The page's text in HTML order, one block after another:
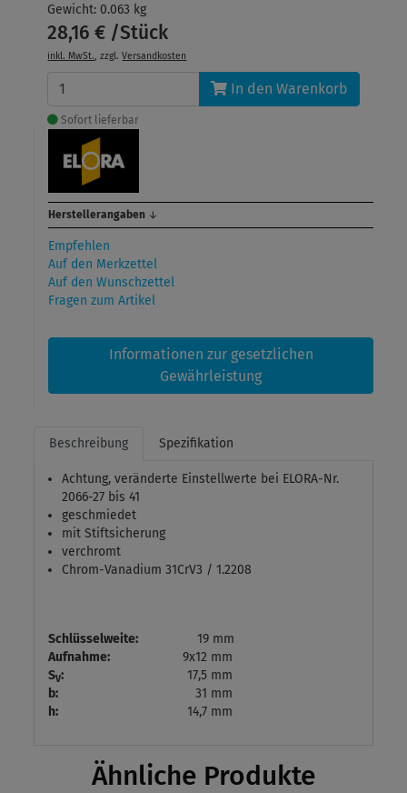
Gewicht: 0.063 kg
28,16 € /Stück
inkl. MwSt., zzgl.Versandkosten
In den Warenkorb
Sofort lieferbar
Herstellerangaben ↓
Empfehlen
Auf den Merkzettel
Auf den Wunschzettel
Fragen zum Artikel
Informationen zur gesetzlichen
Gewährleistung
Beschreibung Spezifikation
Achtung, veränderte Einstellwerte bei ELORA-Nr.
2066-27 bis 41
geschmiedet
mit Stiftsicherung
verchromt
Chrom-Vanadium 31CrV3 / 1.2208
Schlüsselweite:
19 mm
Aufnahme:
9x12 mm
SV:
17,5 mm
b:
31 mm
h:
14,7 mm
Ähnliche Produkte